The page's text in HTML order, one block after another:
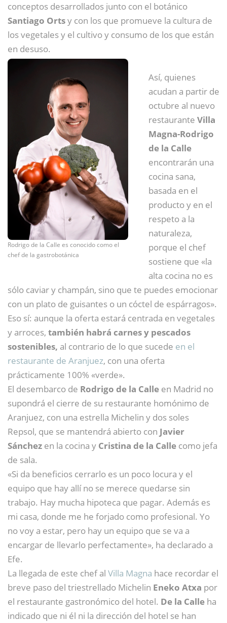
conceptos desarrollados junto con el botánico
Santiago Ortsy con los que promueve la cultura de
los vegetales y el cultivo y consumo de los que están
en desuso.
Rodrigo de la Calle es conocido como el
chef de la gastrobotánica
Así, quienes
acudan a partir de
octubre al nuevo
restaurante Villa
Magna-Rodrigo
de la Calle
encontrarán una
cocina sana,
basada en el
producto y en el
respeto a la
naturaleza,
porque el chef
sostiene que «la
alta cocina no es
sólo caviar y champán, sino que te puedes emocionar
con un plato de guisantes o un cóctel de espárragos».
Eso sí: aunque la oferta estará centrada en vegetales
y arroces, también habrá carnes y pescados
sostenibles, al contrario de lo que sucede en el
restaurante de Aranjuez, con una oferta
prácticamente 100% «verde».
El desembarco de Rodrigo de la Calle en Madrid no
supondrá el cierre de su restaurante homónimo de
Aranjuez, con una estrella Michelin y dos soles
Repsol, que se mantendrá abierto con Javier
Sánchez en la cocina y Cristina de la Calle como jefa
de sala.
«Si da beneficios cerrarlo es un poco locura y el
equipo que hay allí no se merece quedarse sin
trabajo. Hay mucha hipoteca que pagar. Además es
mi casa, donde me he forjado como profesional. Yo
no voy a estar, pero hay un equipo que se va a
encargar de llevarlo perfectamente», ha declarado a
Efe.
La llegada de este chef al Villa Magna hace recordar el
breve paso del triestrellado Michelin Eneko Atxa por
el restaurante gastronómico del hotel. De la Calle ha
indicado que ni él ni la dirección del hotel se han